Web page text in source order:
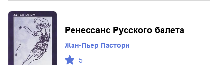
Ренессанс Русского балета
Жан-Пьер Пастори
5